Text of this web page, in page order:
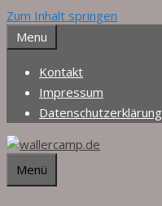
Zum Inhalt springen
Menu
Kontakt
Impressum
Datenschutzerklärung
Menü